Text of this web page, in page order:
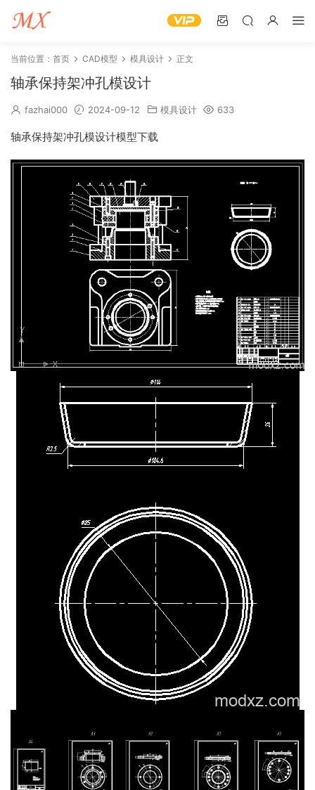
当前位置： 首页 CAD模型 模具设计 正文
轴承保持架冲孔模设计
fazhai000 2024-09-12 模具设计 633
轴承保持架冲孔模设计模型下载